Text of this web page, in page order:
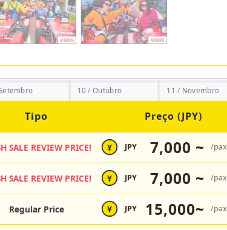
10 / Outubro 11 / Novembro
Tipo Preço (JPY)
SALE REVIEW PRICE! ¥ JPY 7,000 ~ /pax
SALE REVIEW PRICE! ¥ JPY 7,000 ~ /pax
Regular Price ¥ JPY 15,000~ /pax